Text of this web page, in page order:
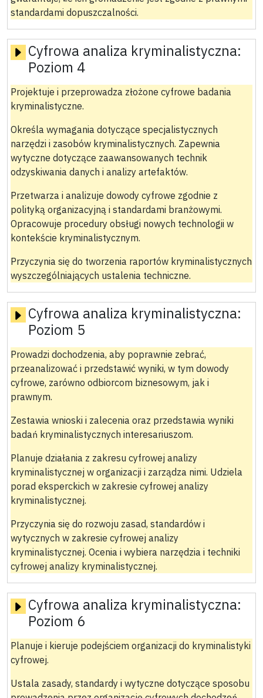
standardami dopuszczalności.
Cyfrowa analiza kryminalistyczna:
Poziom 4
Projektuje i przeprowadza złożone cyfrowe badania
kryminalistyczne.
Określa wymagania dotyczące specjalistycznych
narzędzi i zasobów kryminalistycznych. Zapewnia
wytyczne dotyczące zaawansowanych technik
odzyskiwania danych i analizy artefaktów.
Przetwarza i analizuje dowody cyfrowe zgodnie z
polityką organizacyjną i standardami branżowymi.
Opracowuje procedury obsługi nowych technologii w
kontekście kryminalistycznym.
Przyczynia się do tworzenia raportów kryminalistycznych
wyszczególniających ustalenia techniczne.
Cyfrowa analiza kryminalistyczna:
Poziom 5
Prowadzi dochodzenia, aby poprawnie zebrać,
przeanalizować i przedstawić wyniki, w tym dowody
cyfrowe, zarówno odbiorcom biznesowym, jak i
prawnym.
Zestawia wnioski i zalecenia oraz przedstawia wyniki
badań kryminalistycznych interesariuszom.
Planuje działania z zakresu cyfrowej analizy
kryminalistycznej w organizacji i zarządza nimi. Udziela
porad eksperckich w zakresie cyfrowej analizy
kryminalistycznej.
Przyczynia się do rozwoju zasad, standardów i
wytycznych w zakresie cyfrowej analizy
kryminalistycznej. Ocenia i wybiera narzędzia i techniki
cyfrowej analizy kryminalistycznej.
Cyfrowa analiza kryminalistyczna:
Poziom 6
Planuje i kieruje podejściem organizacji do kryminalistyki
cyfrowej.
Ustala zasady, standardy i wytyczne dotyczące sposobu